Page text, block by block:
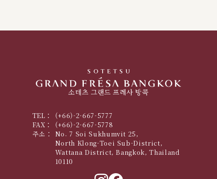
소테츠 그랜드 프레사 방콕
TEL：
(+66)-2-667-5777
FAX：
(+66)-2-667-5778
주소：
No. 7 Soi Sukhumvit 25,
North Klong-Toei Sub-District,
Wattana District, Bangkok, Thailand
10110